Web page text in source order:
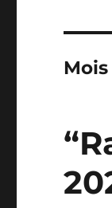
Mois